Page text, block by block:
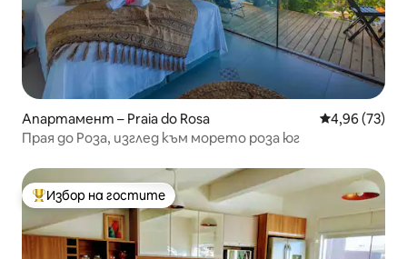
Апартамент – Praia do Rosa Средна
4,96 (73)
Прая до Роза, изглед към морето роза юг
Най-популярен избор на гостите
Избор на гостите